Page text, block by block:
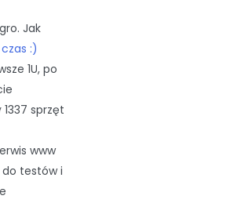
Jak
czas :)
1U, po
sprzęt
www
testów i